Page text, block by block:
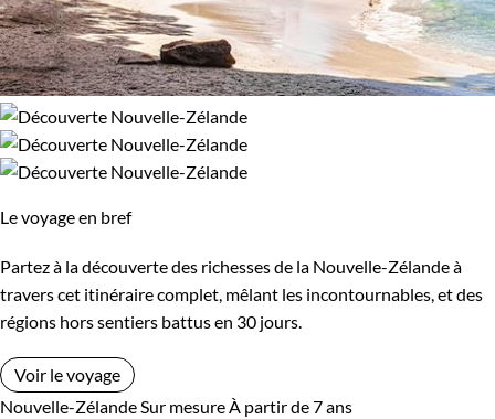
Le voyage en bref
Partez à la découverte des richesses de la Nouvelle-Zélande à
travers cet itinéraire complet, mêlant les incontournables, et des
régions hors sentiers battus en 30 jours.
Voir le voyage
Nouvelle-ZélandeSur mesureÀ partir de 7 ans